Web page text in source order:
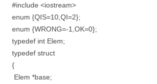
#include <iostream>
enum {QIS=10,QI=2};
enum {WRONG=-1,OK=0};
typedef int Elem;
typedef struct
{
Elem *base;